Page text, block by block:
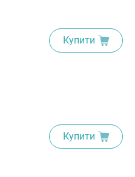
Купити
Купити